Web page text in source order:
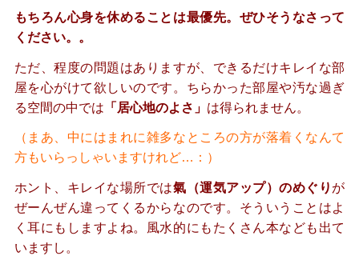
もちろん心身を休めることは最優先。ぜひそうなさって
ください。。
ただ、程度の問題はありますが、できるだけキレイな部
屋を心がけて欲しいのです。 ちらかった部屋や汚な過ぎ
る空間の中では 「居心地のよさ」 は得られません。
（まあ、中にはまれに雑多なところの方が落着くなんて
方もいらっしゃいますけれど…：）
ホント、キレイな場所では氣（運気アップ）のめぐり が
ぜーんぜん違ってくるからなのです。 そういうことはよ
く耳にもしますよね。風水的にもたくさん本なども出て
いますし。